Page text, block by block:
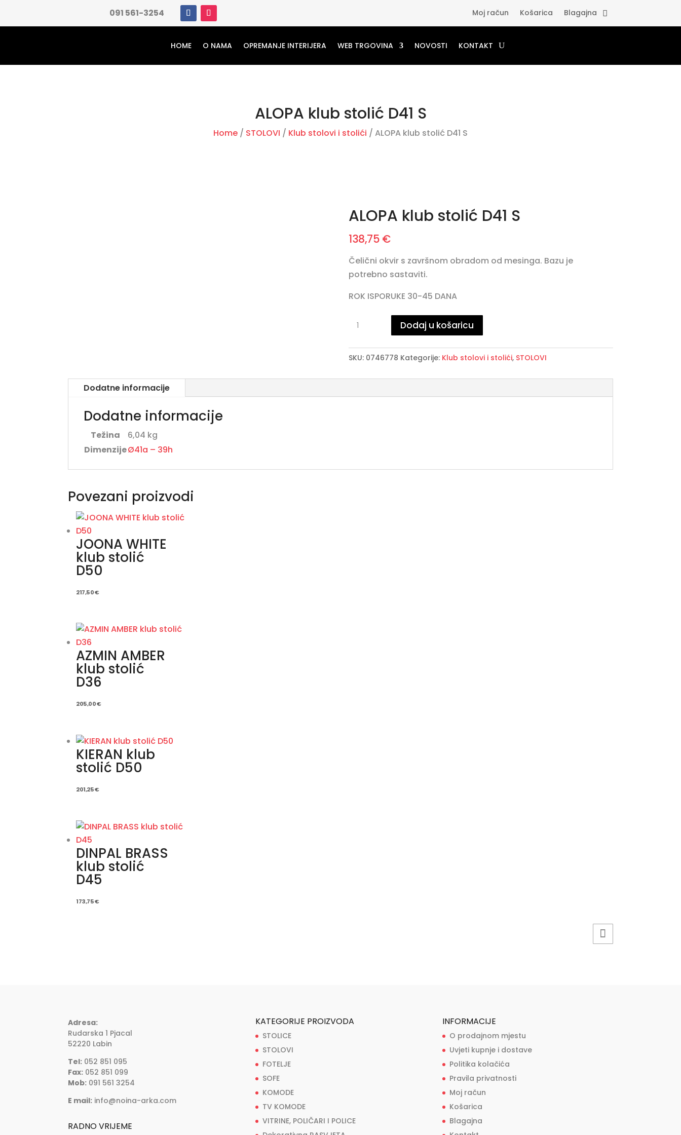
091 561-3254 Moj račun Košarica Blagajna
HOME O NAMA OPREMANJE INTERIJERA WEB TRGOVINA NOVOSTI KONTAKT
ALOPA klub stolić D41 S
Home / STOLOVI / Klub stolovi i stolići / ALOPA klub stolić D41 S
ALOPA klub stolić D41 S
138,75 €
Čelični okvir s završnom obradom od mesinga. Bazu je
potrebno sastaviti.
ROK ISPORUKE 30-45 DANA
klub
stolić
D41
Dodaj u košaricu
SKU: 0746778 Kategorije: Klub stolovi i stolići, STOLOVI
Dodatne informacije
Dodatne informacije
Težina
6,04 kg
DimenzijeØ41a – 39h
Povezani proizvodi
JOONA WHITE
klub stolić
D50
217,50€
AZMIN AMBER
klub stolić
D36
205,00€
KIERAN klub
stolić D50
201,25€
DINPAL BRASS
klub stolić
D45
173,75€
Adresa:
Rudarska 1 Pjacal
52220 Labin
Tel: 052 851 095
Fax: 052 851 099
Mob: 091 561 3254
E mail: info@noina-arka.com
RADNO VRIJEME
KATEGORIJE PROIZVODA
STOLICE
STOLOVI
FOTELJE
SOFE
KOMODE
TV KOMODE
VITRINE, POLIČARI I POLICE
INFORMACIJE
O prodajnom mjestu
Uvjeti kupnje i dostave
Politika kolačića
Pravila privatnosti
Moj račun
Košarica
Blagajna